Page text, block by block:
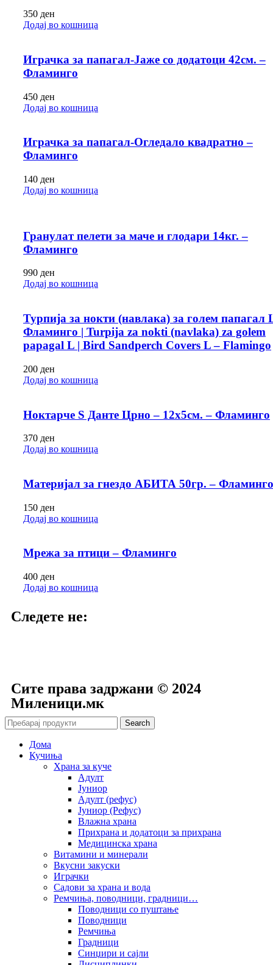
350 ден
Додај во кошница
Играчка за папагал-Јаже со додатоци 42см. –
Фламинго
450 ден
Додај во кошница
Играчка за папагал-Огледало квадратно –
Фламинго
140 ден
Додај во кошница
Гранулат пелети за маче и глодари 14кг. –
Фламинго
990 ден
Додај во кошница
Турпија за нокти (навлака) за голем папагал
Фламинго | Turpija za nokti (navlaka) za golem
papagal L | Bird Sandperch Covers L – Flamingo
200 ден
Додај во кошница
Ноктарче S Данте Црно – 12х5см. – Фламинго
370 ден
Додај во кошница
Материјал за гнездо АБИТА 50гр. – Фламинго
150 ден
Додај во кошница
Мрежа за птици – Фламинго
400 ден
Додај во кошница
Следете не:
Сите права задржани © 2024
Mиленици.мк
Search
Дома
Кучиња
Храна за куче
Адулт
Јуниор
Адулт (рефус)
Јуниор (Рефус)
Влажна храна
Прихрана и додатоци за прихрана
Медицинска храна
Витамини и минерали
Вкусни закуски
Играчки
Садови за храна и вода
Ремчиња, поводници, градници…
Поводници со пуштање
Поводници
Ремчиња
Градници
Синџири и сајли